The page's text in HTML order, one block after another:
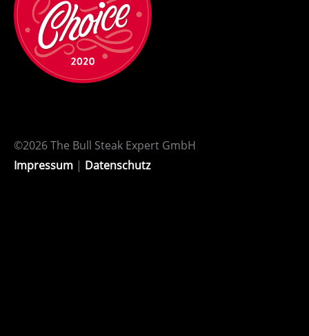
©2026 The Bull Steak Expert GmbH
Impressum | Datenschutz